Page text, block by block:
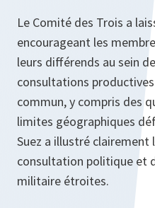
Le Comité des Trois a
encourageant les
leurs différends au sein
consultations
commun, y compris des
limites géographiques
Suez a illustré clairement
consultation politique et
militaire étroites.